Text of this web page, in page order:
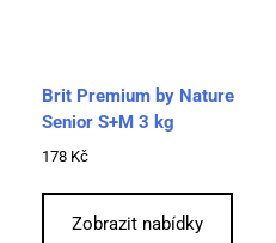
Brit Premium by Nature
Senior S+M 3 kg
178 Kč
Zobrazit nabídky